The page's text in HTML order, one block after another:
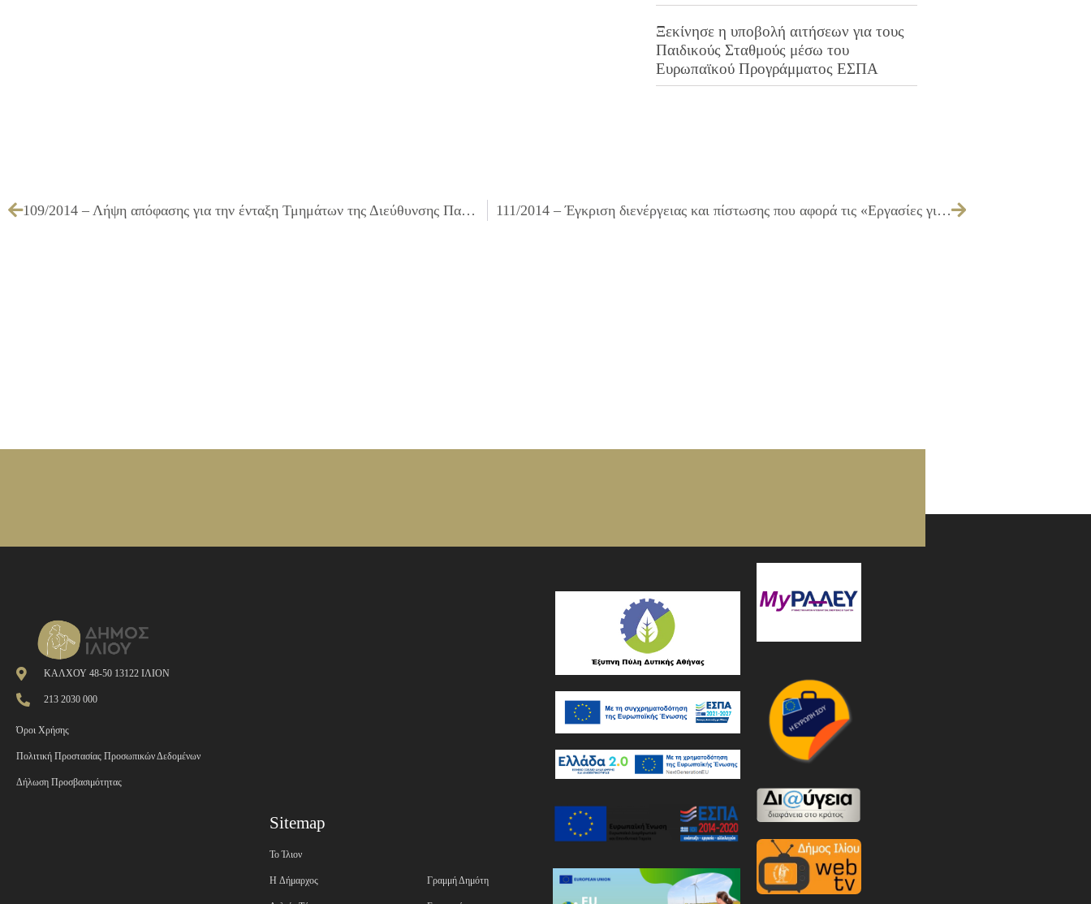
Ξεκίνησε η υποβολή αιτήσεων για τους
Παιδικούς Σταθμούς μέσω του
Ευρωπαϊκού Προγράμματος ΕΣΠΑ
109/2014 – Λήψη απόφασης για την ένταξη Τμημάτων της Διεύθυνσης Παιδικών και Βρεφονηπιακών Σταθμών στη δράση “Εναρμόνιση Οικογενειακής και Eπαγγελματικής Zωής”, εξουσιοδότηση εκπροσώπου, για την υποβολή της αίτησης ένταξης του Δήμου Ιλίου στη δράση αυτή 111/2014 – Έγκριση διενέργειας και πίστωσης που αφορά τις «Εργασίες για την έκδοση αφισών, πανό για τις εκδηλώσεις του Δήμου Ιλίου»
ΚΑΛΧΟΥ 48-50 13122 ΙΛΙΟΝ
213 2030 000
Όροι Χρήσης
Πολιτική Προστασίας Προσωπικών Δεδομένων
Δήλωση Προσβασιμότητας
Sitemap
Το Ίλιον
H Δήμαρχος Γραμμή Δημότη